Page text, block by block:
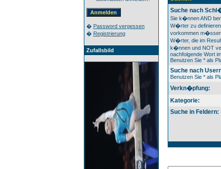
� Password vergessen
� Registrierung
Zufallsbild
Suche nach
Sie k�nnen AND
W�rter zu
vorkommen
W�rter, die im
k�nnen und NOT
nachfolgende Wort
Benutzen Sie * als
Suche nach
Benutzen Sie * als
Verkn�pfung:
Kategorie:
Suche in Feldern: